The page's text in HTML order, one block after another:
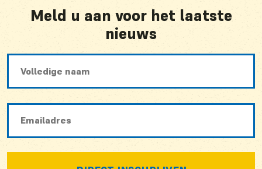
Meld u aan voor het laatste
nieuws